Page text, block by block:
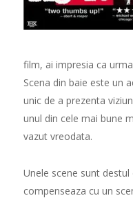
film, ai impresia ca
Scena din baie este un
unic de a prezenta
unul din cele mai bune
vazut vreodata.
Unele scene sunt
compenseaza cu un